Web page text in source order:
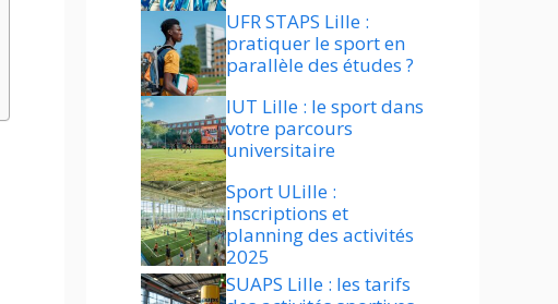
UFR STAPS Lille :
pratiquer le sport en
parallèle des études ?
IUT Lille : le sport dans
votre parcours
universitaire
Sport ULille :
inscriptions et
planning des activités
2025
SUAPS Lille : les tarifs